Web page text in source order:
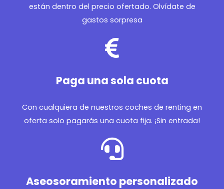
están dentro del precio ofertado. Olvídate de
gastos sorpresa
Paga una sola cuota
Con cualquiera de nuestros coches de renting en
oferta solo pagarás una cuota fija. ¡Sin entrada!
Aseosoramiento personalizado